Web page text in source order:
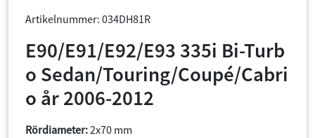
Artikelnummer: 034DH81R
E90/E91/E92/E93 335i Bi-Turb
o Sedan/Touring/Coupé/Cabri
o år 2006-2012
Rördiameter:2x70 mm